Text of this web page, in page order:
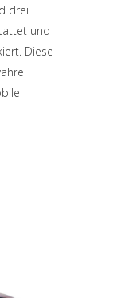
drei
und
Diese